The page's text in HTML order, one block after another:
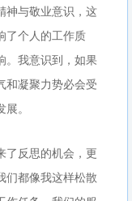
神与敬业意识，这
了个人的工作质
。我意识到，如果
和凝聚力势必会受
。
了反思的机会，更
们都像我这样松散